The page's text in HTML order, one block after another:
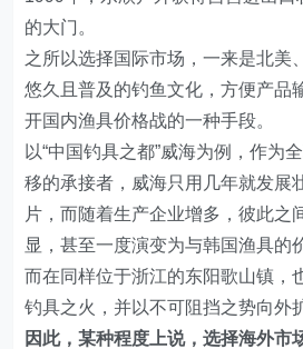
的大门。
之所以选择国际市场，一来是北美
悠久且普及的钓鱼文化，方便产品
开国内渔具价格战的一种手段。
以“中国钓具之都”威海为例，作为
移的承接者，威海只用几年就发展
片，而随着生产企业增多，彼此之
显，甚至一度演变为与韩国渔具的
而在同样位于浙江的东阳歌山镇，
钓具之火，并以不可阻挡之势向外
因此，某种程度上说，选择海外市